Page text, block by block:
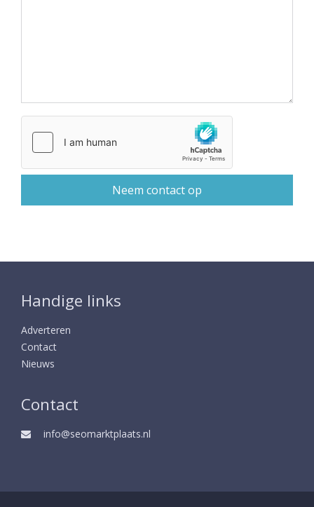
Handige links
Adverteren
Contact
Nieuws
Contact
info@seomarktplaats.nl